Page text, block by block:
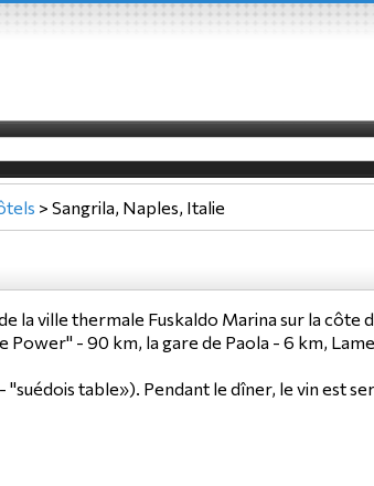
> Sangrila, Naples, Italie
la ville thermale Fuskaldo Marina sur la
Power" - 90 km, la gare de Paola - 6 km,
"suédois table»). Pendant le dîner, le vin est